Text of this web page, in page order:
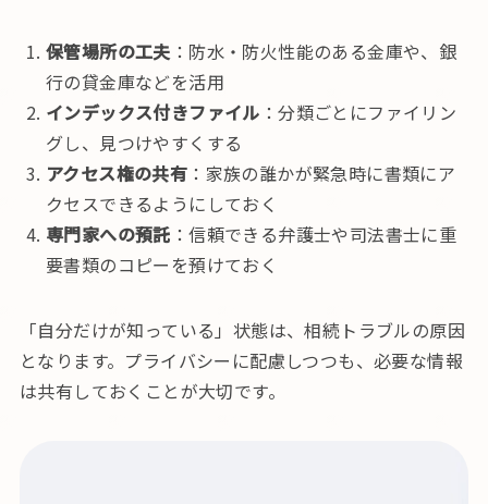
保管場所の工夫：防水・防火性能のある金庫や、銀
行の貸金庫などを活用
インデックス付きファイル ：分類ごとにファイリン
グし、見つけやすくする
アクセス権の共有 ：家族の誰かが緊急時に書類にア
クセスできるようにしておく
専門家への預託 ：信頼できる弁護士や司法書士に重
要書類のコピーを預けておく
「自分だけが知っている」状態は、相続トラブルの原因
となります。プライバシーに配慮しつつも、必要な情報
は共有しておくことが大切です。